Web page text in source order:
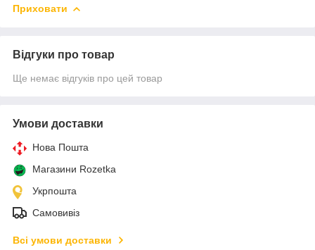
Приховати
Відгуки про товар
Ще немає відгуків про цей товар
Умови доставки
Нова Пошта
Магазини Rozetka
Укрпошта
Самовивіз
Всі умови доставки